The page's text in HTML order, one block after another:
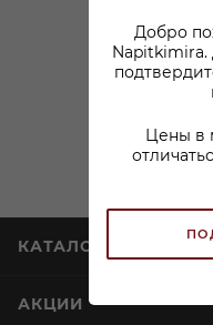
Добро
Napitkimira.
Цены в